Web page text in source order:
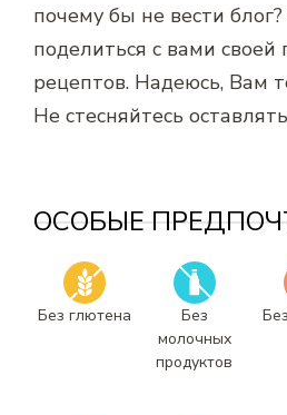
почему бы не вести
поделиться с вами своей
рецептов. Надеюсь, Вам
Не стесняйтесь
ОСОБЫЕ
Без глютена
Без
молочных
продуктов